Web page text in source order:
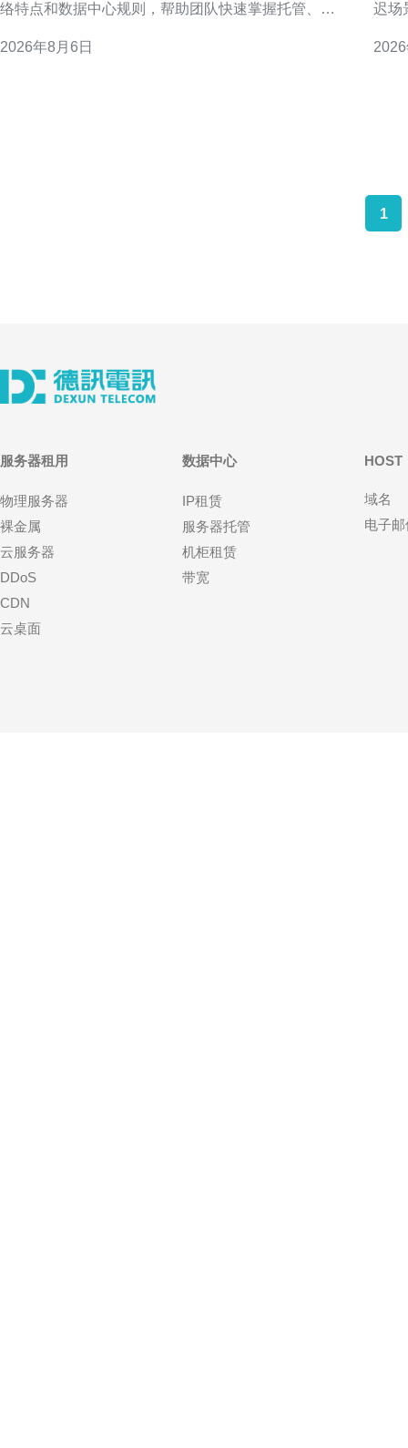
络特点和数据中心规则，帮助团队快速掌握托管、管
管教学 选择内训版香港服务器托管教学，可以在受控
2026年8月6日
迟场
响应速度。 理解香港
1
服务器租用
物理服务器
裸金属
云服务器
DDoS
CDN
云桌面
数据中心
IP租赁
服务器托管
机柜租赁
带宽
HOST
域名
电子